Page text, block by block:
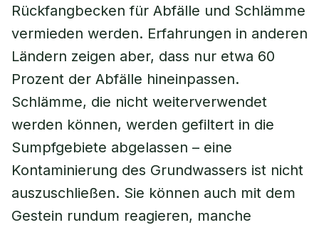
Rückfangbecken für Abfälle und Schlämme
vermieden werden. Erfahrungen in anderen
Ländern zeigen aber, dass nur etwa 60
Prozent der Abfälle hineinpassen.
Schlämme, die nicht weiterverwendet
werden können, werden gefiltert in die
Sumpfgebiete abgelassen – eine
Kontaminierung des Grundwassers ist nicht
auszuschließen. Sie können auch mit dem
Gestein rundum reagieren, manche